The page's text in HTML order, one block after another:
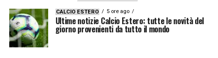
CALCIO ESTERO 5 ore ago
Ultime notizie Calcio Estero: tutte le novità del
giorno provenienti da tutto il mondo